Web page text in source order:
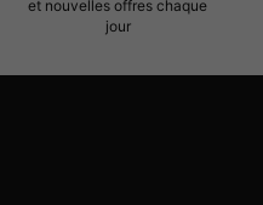
et nouvelles offres chaque
jour